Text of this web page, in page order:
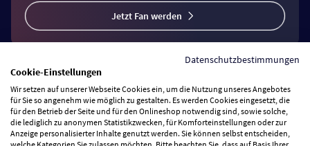
Jetzt Fan werden
Vertrag widerrufen
Zahlungsarten
Datenschutzbestimmungen
Cookie-Einstellungen
Wir setzen auf unserer Webseite Cookies ein, um die Nutzung unseres Angebotes
für Sie so angenehm wie möglich zu gestalten. Es werden Cookies eingesetzt, die
für den Betrieb der Seite und für den Onlineshop notwendig sind, sowie solche,
die lediglich zu anonymen Statistikzwecken, für Komforteinstellungen oder zur
Anzeige personalisierter Inhalte genutzt werden. Sie können selbst entscheiden,